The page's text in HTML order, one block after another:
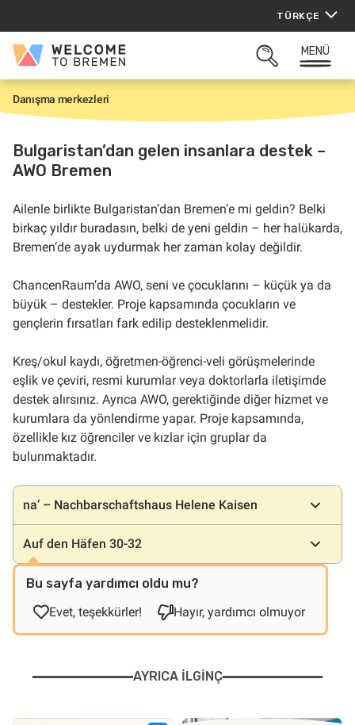
TÜRKÇE
Welcome
ARAMAYI
MENÜ
G
i
i
ş
Danışma merkezleri
Bulgaristan’dan gelen insanlara destek –
AWO Bremen
Ailenle birlikte Bulgaristan’dan Bremen’e mi geldin? Belki
birkaç yıldır buradasın, belki de yeni geldin – her halükarda,
Bremen’de ayak uydurmak her zaman kolay değildir.
ChancenRaum’da AWO, seni ve çocuklarını – küçük ya da
büyük – destekler. Proje kapsamında çocukların ve
gençlerin fırsatları fark edilip desteklenmelidir.
Kreş/okul kaydı, öğretmen-öğrenci-veli görüşmelerinde
eşlik ve çeviri, resmi kurumlar veya doktorlarla iletişimde
destek alırsınız. Ayrıca AWO, gerektiğinde diğer hizmet ve
kurumlara da yönlendirme yapar. Proje kapsamında,
özellikle kız öğrenciler ve kızlar için gruplar da
bulunmaktadır.
Konumlar
na’ – Nachbarschaftshaus Helene Kaisen
Auf den Häfen 30-32
Bu sayfa yardımcı oldu mu?
Evet, teşekkürler!
Hayır, yardımcı olmuyor
AYRICA ILGINÇ